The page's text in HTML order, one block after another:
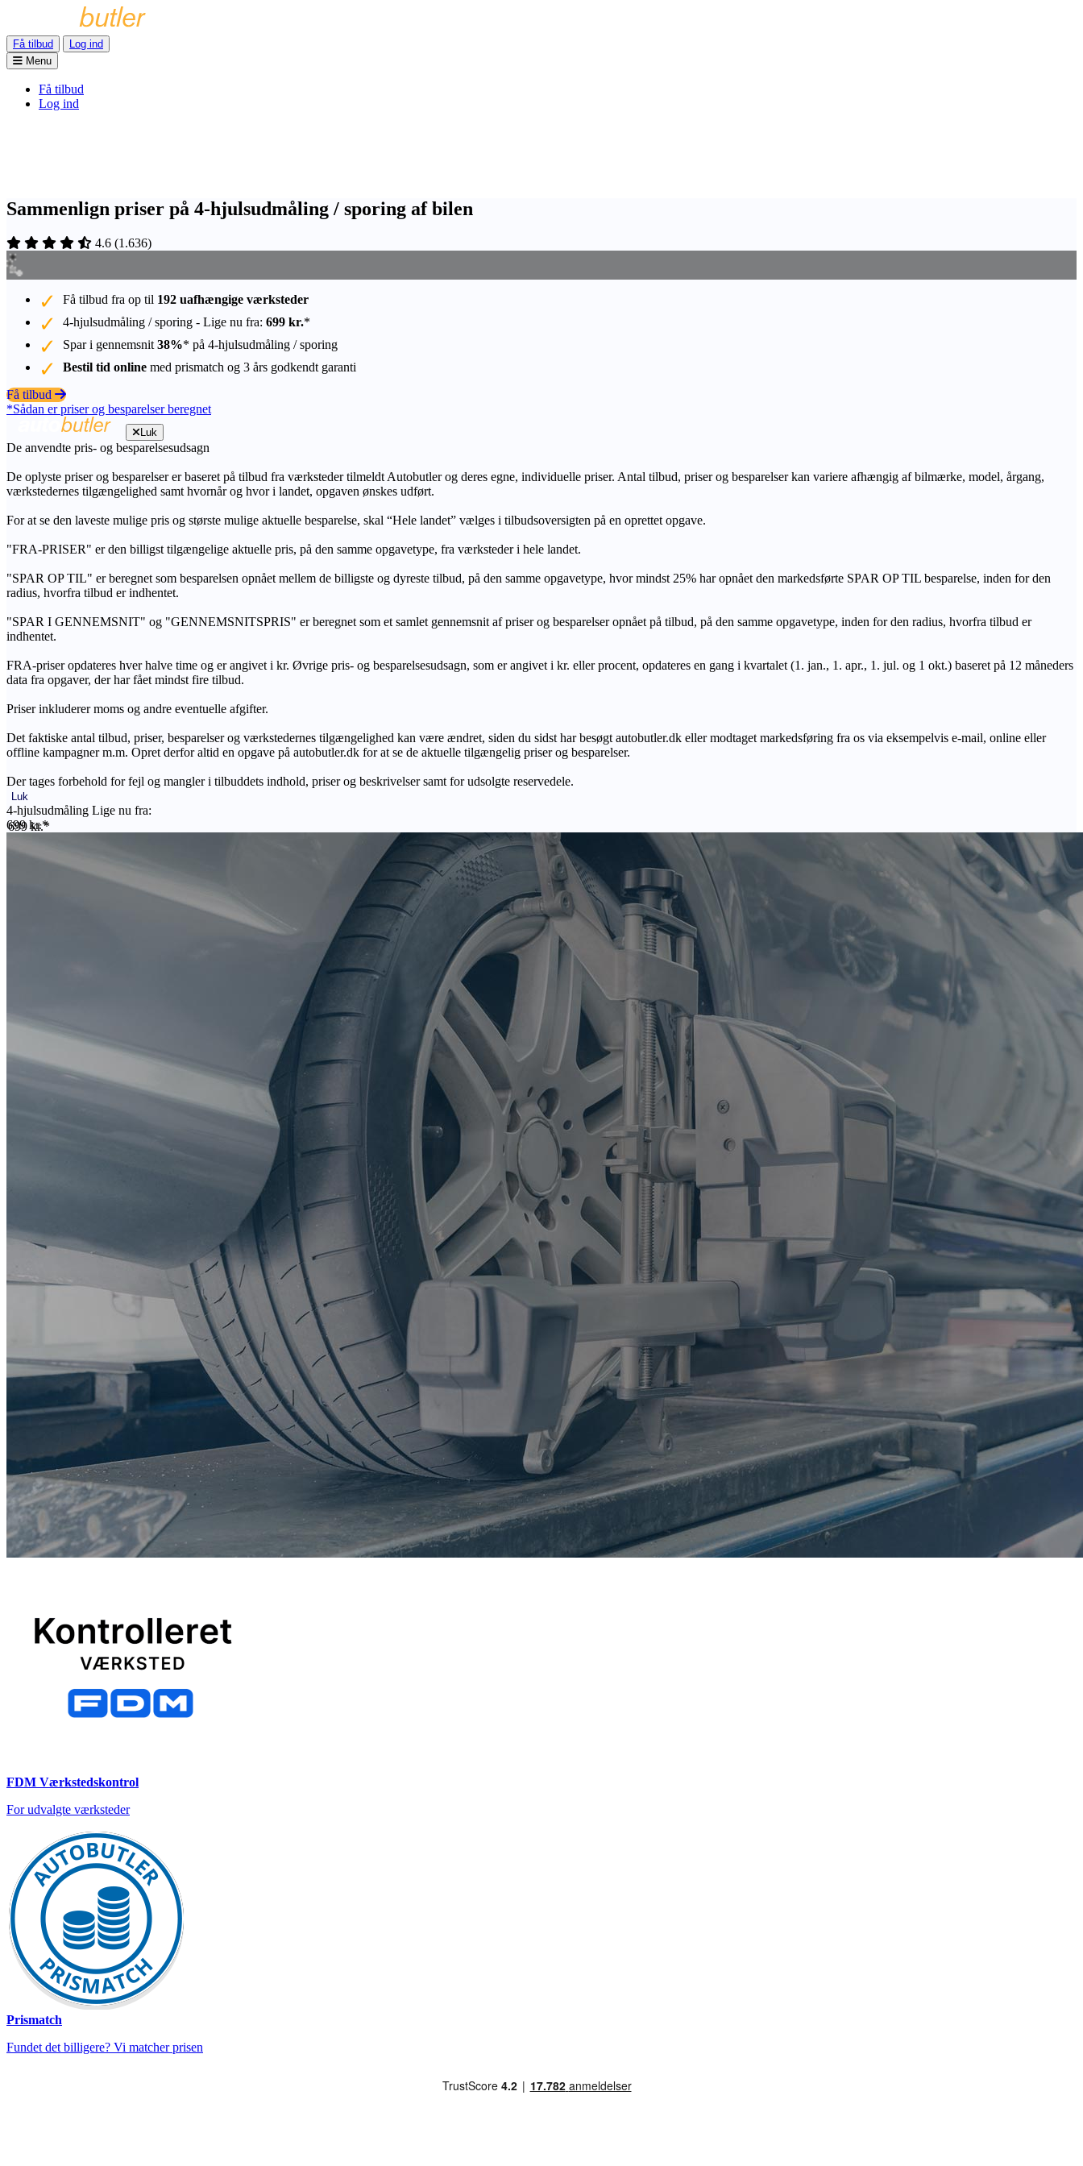
Få tilbud
Log ind
Menu
Få tilbud
Log ind
Sammenlign priser på 4-hjulsudmåling / sporing af bilen
4.6 (1.636)
Få tilbud fra op til 192 uafhængige værksteder
4-hjulsudmåling / sporing - Lige nu fra: 699 kr.*
Spar i gennemsnit 38%* på 4-hjulsudmåling / sporing
Bestil tid online med prismatch og 3 års godkendt garanti
Få tilbud
*Sådan er priser og besparelser beregnet
Luk
De anvendte pris- og besparelsesudsagn
De oplyste priser og besparelser er baseret på tilbud fra værksteder tilmeldt Autobutler og deres egne, individuelle priser. Antal tilbud, priser og besparelser kan variere afhængig af bilmærke, model, årgang,
værkstedernes tilgængelighed samt hvornår og hvor i landet, opgaven ønskes udført.
For at se den laveste mulige pris og største mulige aktuelle besparelse, skal “Hele landet” vælges i tilbudsoversigten på en oprettet opgave.
"FRA-PRISER" er den billigst tilgængelige aktuelle pris, på den samme opgavetype, fra værksteder i hele landet.
"SPAR OP TIL" er beregnet som besparelsen opnået mellem de billigste og dyreste tilbud, på den samme opgavetype, hvor mindst 25% har opnået den markedsførte SPAR OP TIL besparelse, inden for den
radius, hvorfra tilbud er indhentet.
"SPAR I GENNEMSNIT" og "GENNEMSNITSPRIS" er beregnet som et samlet gennemsnit af priser og besparelser opnået på tilbud, på den samme opgavetype, inden for den radius, hvorfra tilbud er
indhentet.
FRA-priser opdateres hver halve time og er angivet i kr. Øvrige pris- og besparelsesudsagn, som er angivet i kr. eller procent, opdateres en gang i kvartalet (1. jan., 1. apr., 1. jul. og 1 okt.) baseret på 12 måneders
data fra opgaver, der har fået mindst fire tilbud.
Priser inkluderer moms og andre eventuelle afgifter.
Det faktiske antal tilbud, priser, besparelser og værkstedernes tilgængelighed kan være ændret, siden du sidst har besøgt autobutler.dk eller modtaget markedsføring fra os via eksempelvis e-mail, online eller
offline kampagner m.m. Opret derfor altid en opgave på autobutler.dk for at se de aktuelle tilgængelig priser og besparelser.
Der tages forbehold for fejl og mangler i tilbuddets indhold, priser og beskrivelser samt for udsolgte reservedele.
Luk
4-hjulsudmåling Lige nu fra:
699 kr.*
FDM Værkstedskontrol
For udvalgte værksteder
Prismatch
Fundet det billigere? Vi matcher prisen